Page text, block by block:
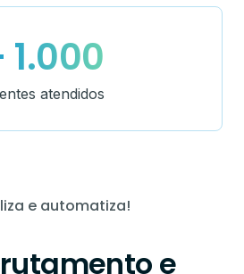
1.000
atendidos
e automatiza!
e